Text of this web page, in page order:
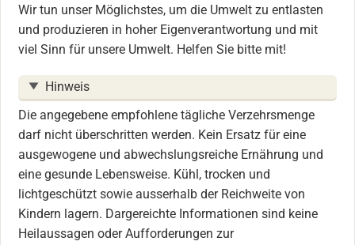
Wir tun unser Möglichstes, um die Umwelt zu entlasten
und produzieren in hoher Eigenverantwortung und mit
viel Sinn für unsere Umwelt. Helfen Sie bitte mit!
Hinweis
Die angegebene empfohlene tägliche Verzehrsmenge
darf nicht überschritten werden. Kein Ersatz für eine
ausgewogene und abwechslungsreiche Ernährung und
eine gesunde Lebensweise. Kühl, trocken und
lichtgeschützt sowie ausserhalb der Reichweite von
Kindern lagern. Dargereichte Informationen sind keine
Heilaussagen oder Aufforderungen zur